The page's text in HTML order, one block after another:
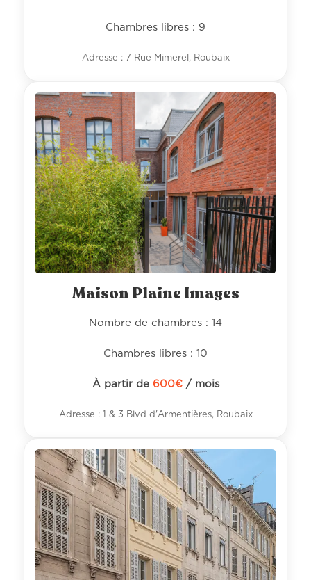
Chambres libres : 9
Adresse : 7 Rue Mimerel, Roubaix
Maison Plaine Images
Nombre de chambres : 14
Chambres libres : 10
À partir de 600€/ mois
Adresse : 1 & 3 Blvd d'Armentières, Roubaix